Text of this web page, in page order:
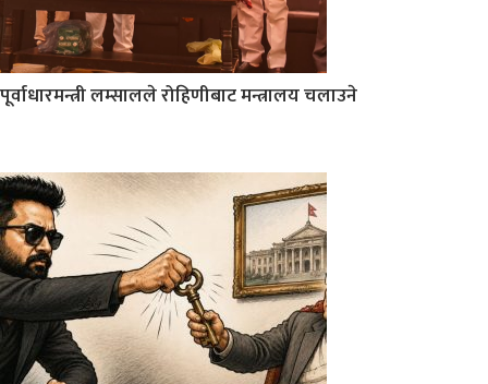
पूर्वाधारमन्त्री लम्सालले रोहिणीबाट मन्त्रालय चलाउने